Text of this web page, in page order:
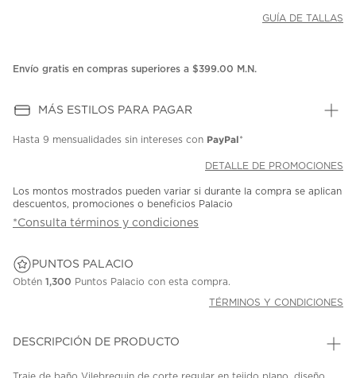
GUÍA DE TALLAS
Envío gratis en compras superiores a $399.00 M.N.
MÁS ESTILOS PARA PAGAR
Hasta 9 mensualidades sin intereses con PayPal*
DETALLE DE PROMOCIONES
Los montos mostrados pueden variar si durante la compra se aplican
descuentos, promociones o beneficios Palacio
*Consulta términos y condiciones
PUNTOS PALACIO
Obtén 1,300 Puntos Palacio con esta compra.
TÉRMINOS Y CONDICIONES
DESCRIPCIÓN DE PRODUCTO